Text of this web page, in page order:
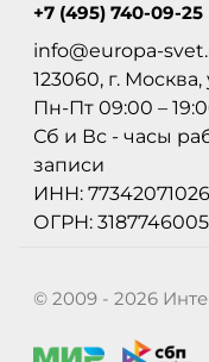
+7 (495) 740-09-25
info@europa-
123060, г.
Пн-Пт 09:00 –
Сб и Вс - часы
записи
ИНН:
ОГРН:
© 2009 - 2026